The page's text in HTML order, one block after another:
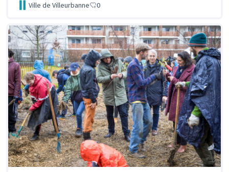
Ville de Villeurbanne 0